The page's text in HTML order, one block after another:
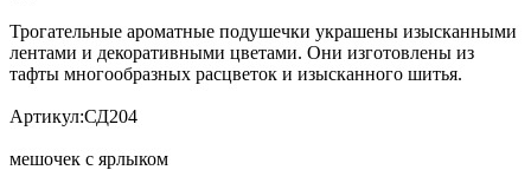
Трогательные ароматные подушечки украшены изысканными
лентами и декоративными цветами. Они изготовлены из
тафты многообразных расцветок и изысканного шитья.
Артикул:СД204
мешочек с ярлыком